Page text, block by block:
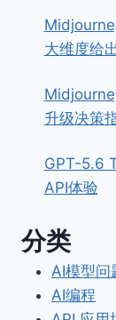
大维度给
升级决策
GPT-5.6
API体验
分类
AI模型问
AI编程